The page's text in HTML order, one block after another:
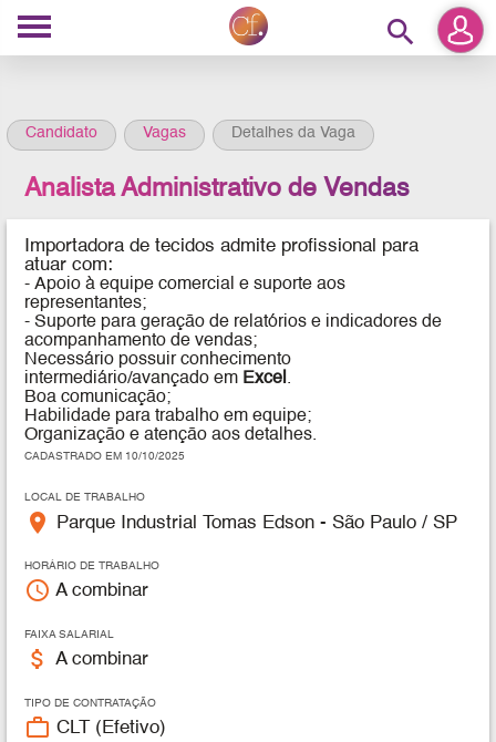
search
Candidato Vagas Detalhes da Vaga
Analista Administrativo de Vendas
Importadora de tecidos admite profissional para
atuar com:
-Apoio à equipe comercial e suporte aos
representantes;
- Suporte para geração de relatórios e indicadores de
acompanhamento de vendas;
Necessário possuir conhecimento
intermediário/avançado em Excel.
Boa comunicação;
Habilidade para trabalho em equipe;
Organização e atenção aos detalhes.
CADASTRADO EM 10/10/2025
LOCAL DE TRABALHO
place Parque Industrial Tomas Edson - São Paulo / SP
HORÁRIO DE TRABALHO
access_time A combinar
FAIXA SALARIAL
attach_money A combinar
TIPO DE CONTRATAÇÃO
work_outline CLT (Efetivo)